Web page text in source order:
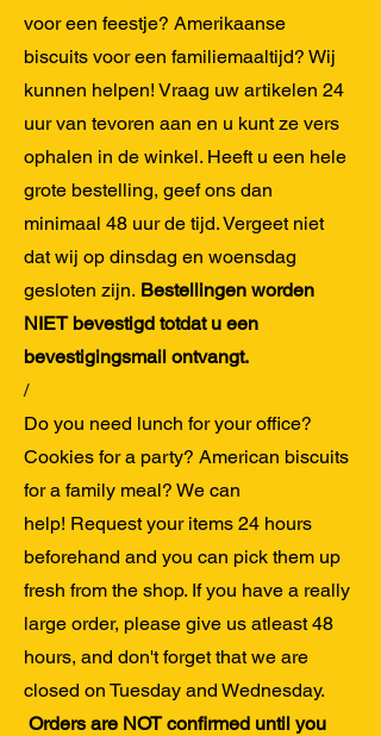
voor een feestje? Amerikaanse
biscuits voor een familiemaaltijd? Wij
kunnen helpen! Vraag uw artikelen 24
uur van tevoren aan en u kunt ze vers
ophalen in de winkel. Heeft u een hele
grote bestelling, geef ons dan
minimaal 48 uur de tijd. Vergeet niet
dat wij op dinsdag en woensdag
gesloten zijn. Bestellingen worden
NIET bevestigd totdat u een
bevestigingsmail ontvangt.
/
Do you need lunch for your office?
Cookies for a party? American biscuits
for a family meal? We can
help! Request your items 24 hours
beforehand and you can pick them up
fresh from the shop. If you have a really
large order, please give us atleast 48
hours, and don't forget that we are
closed on Tuesday and Wednesday.
Orders are NOT confirmed until you